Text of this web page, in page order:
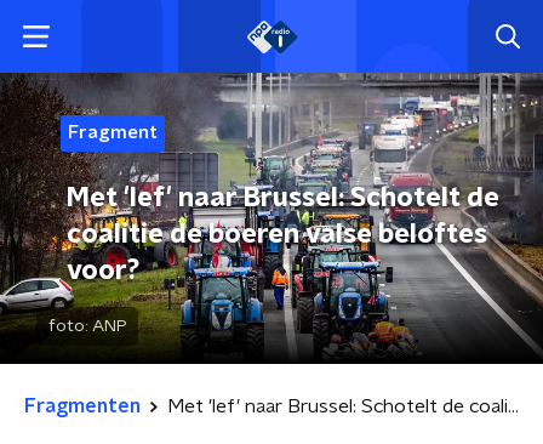
Fragment
Met 'lef' naar Brussel: Schotelt de
coalitie de boeren valse beloftes
voor?
foto: ANP
Fragmenten Met 'lef' naar Brussel: Schotelt de coalitie de boeren valse beloftes voor?